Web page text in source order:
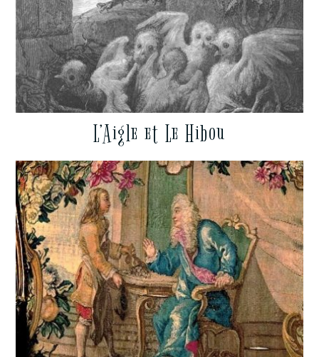
L’Aigle et Le Hibou